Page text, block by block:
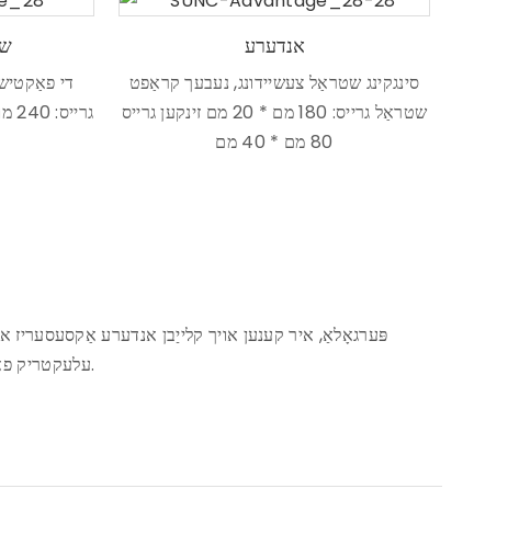
די
אנדערע
סינגקינג שטראַל צעשיידונג, נעבעך קראַפט
שטראַל גרייס: 180 מם * 20 מם זינקען גרייס
80 מם * 40 מם
עלעקטריק פאַרשלעסלען פאַרשטעלן זשאַליוזן, גלאז סליידינג טיר, מאָוטערייזד בלאַדעס, כיטער.